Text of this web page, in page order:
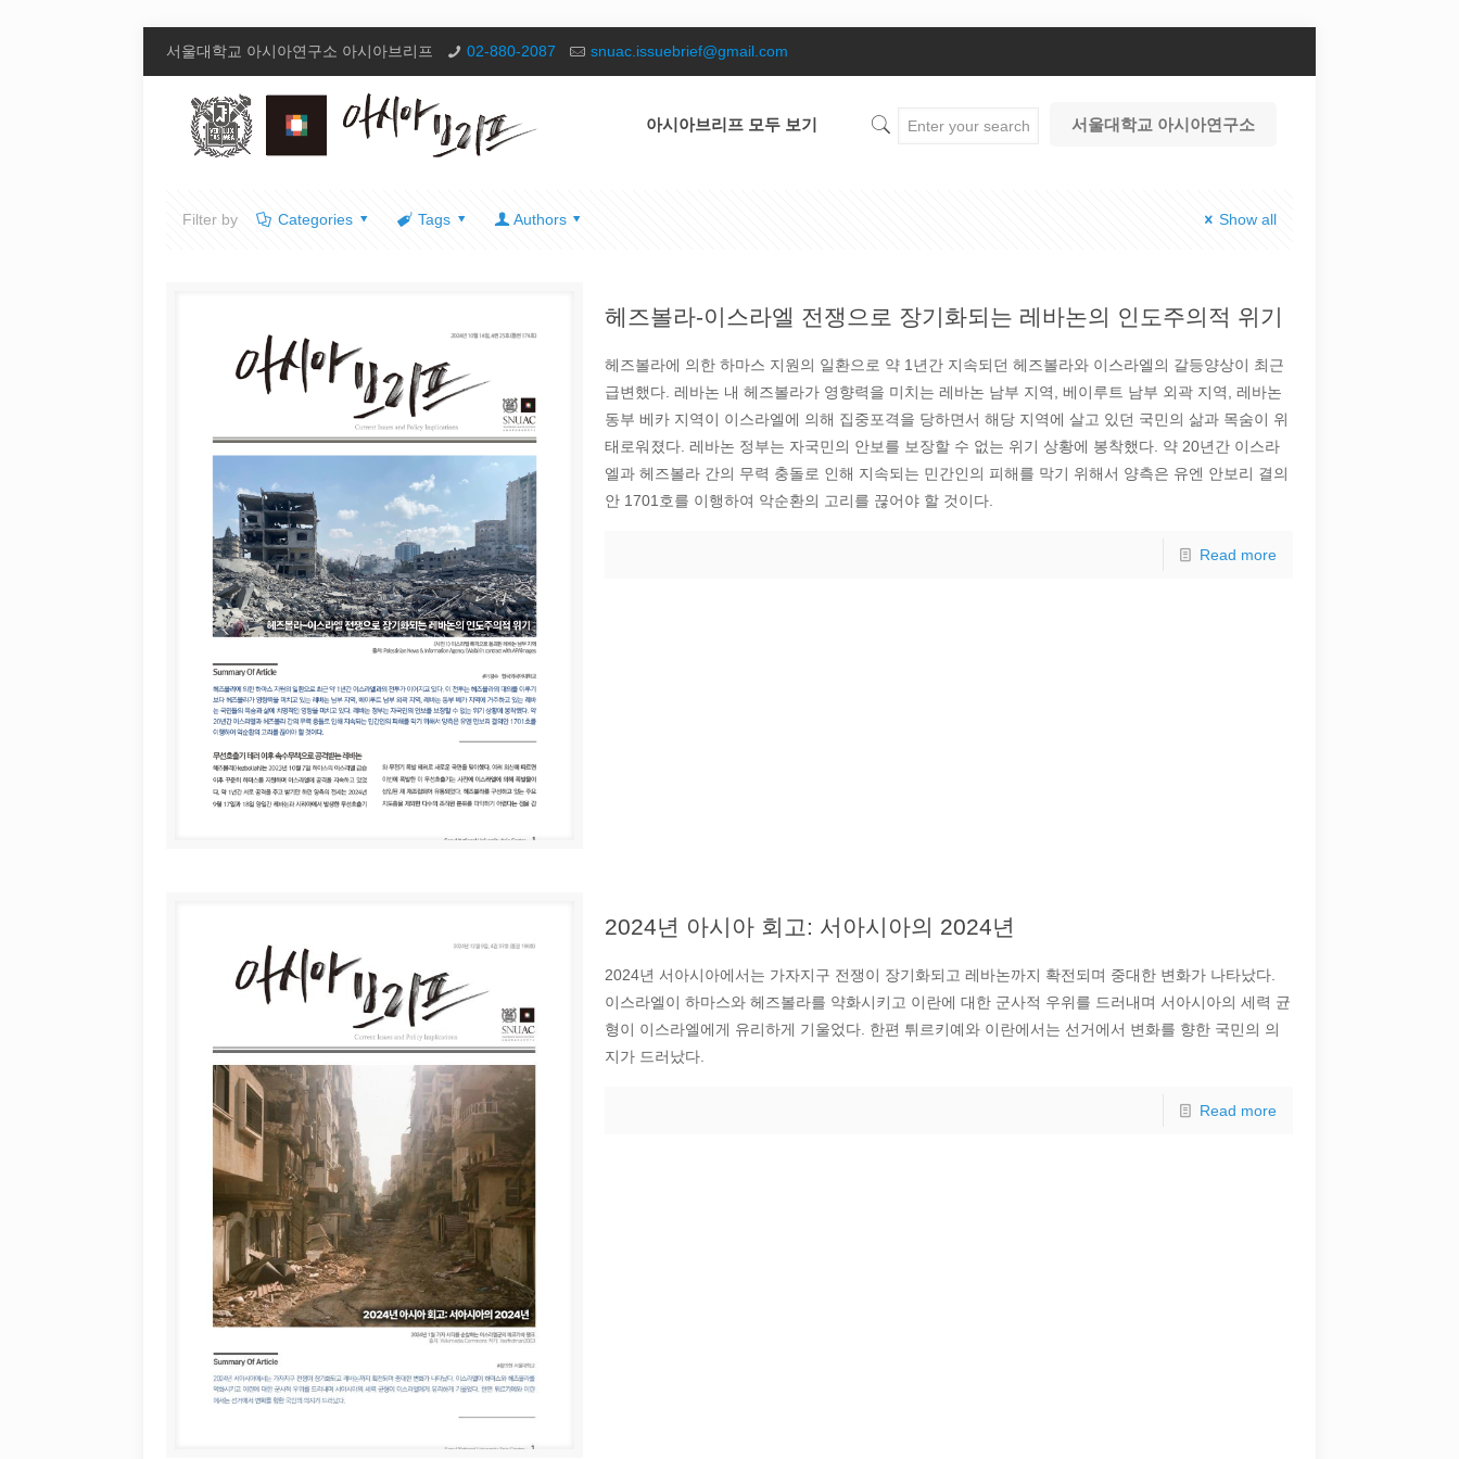
서울대학교 아시아연구소 아시아브리프 02-880-2087 snuac.issuebrief@gmail.com
아시아브리프 모두 보기 서울대학교 아시아연구소
Filter by Categories Tags Authors Show all
헤즈볼라-이스라엘 전쟁으로 장기화되는 레바논의 인도주의적 위기
헤즈볼라에 의한 하마스 지원의 일환으로 약 1년간 지속되던 헤즈볼라와 이스라엘의 갈등양상이 최근
급변했다. 레바논 내 헤즈볼라가 영향력을 미치는 레바논 남부 지역, 베이루트 남부 외곽 지역, 레바논
동부 베카 지역이 이스라엘에 의해 집중포격을 당하면서 해당 지역에 살고 있던 국민의 삶과 목숨이 위
태로워졌다. 레바논 정부는 자국민의 안보를 보장할 수 없는 위기 상황에 봉착했다. 약 20년간 이스라
엘과 헤즈볼라 간의 무력 충돌로 인해 지속되는 민간인의 피해를 막기 위해서 양측은 유엔 안보리 결의
안 1701호를 이행하여 악순환의 고리를 끊어야 할 것이다.
Read more
2024년 아시아 회고: 서아시아의 2024년
2024년 서아시아에서는 가자지구 전쟁이 장기화되고 레바논까지 확전되며 중대한 변화가 나타났다.
이스라엘이 하마스와 헤즈볼라를 약화시키고 이란에 대한 군사적 우위를 드러내며 서아시아의 세력 균
형이 이스라엘에게 유리하게 기울었다. 한편 튀르키예와 이란에서는 선거에서 변화를 향한 국민의 의
지가 드러났다.
Read more